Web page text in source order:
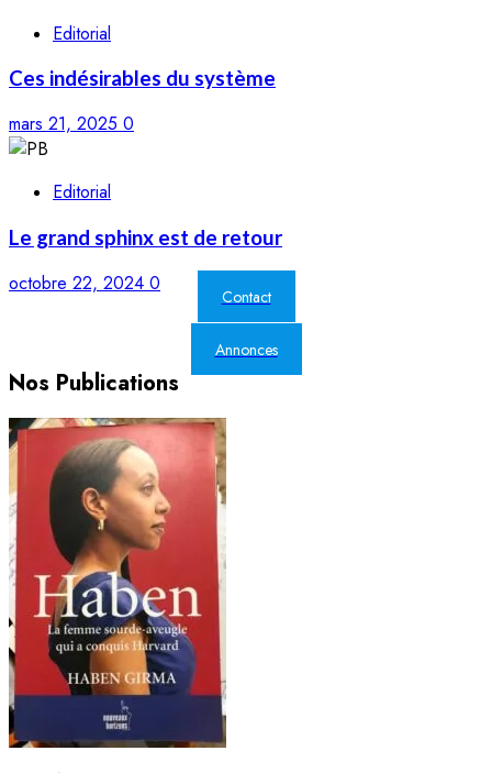
Editorial
Ces indésirables du système
mars 21, 2025 0
Editorial
Le grand sphinx est de retour
octobre 22, 2024 0
Contact
Annonces
Nos Publications